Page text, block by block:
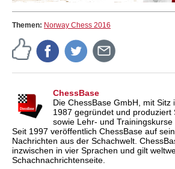
Themen: Norway Chess 2016
ChessBase
Die ChessBase GmbH, mit Sitz
1987 gegründet und produziert
sowie Lehr- und Trainingskurse
Seit 1997 veröffentlich ChessBase auf
Nachrichten aus der Schachwelt.
inzwischen in vier Sprachen und gilt
Schachnachrichtenseite.